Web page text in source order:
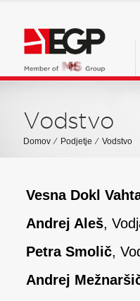
Vodstvo
Domov ⁄ Podjetje ⁄ Vodstvo
Vesna Dokl
Andrej Aleš,
Petra Smolič,
Andrej